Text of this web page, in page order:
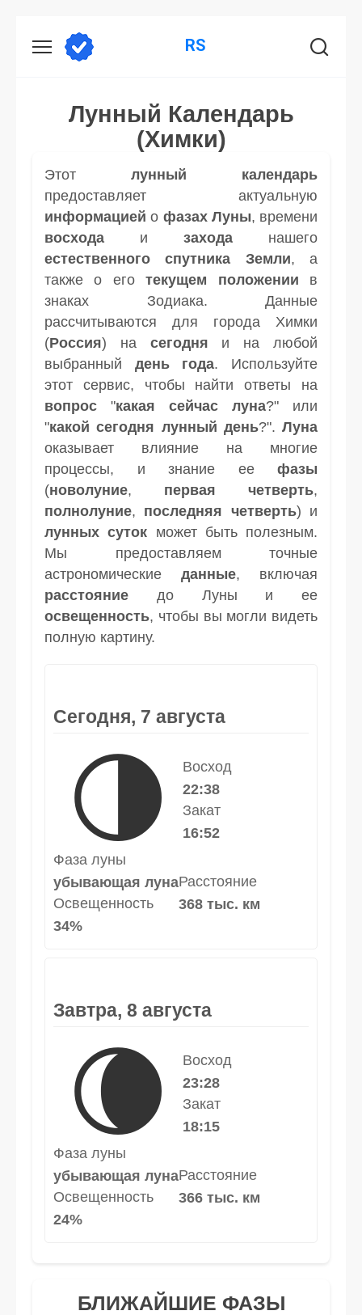
RS
Лунный Календарь
(Химки)
Этот лунный календарь
предоставляет актуальную
информацией о фазах Луны, времени
восхода и захода нашего
естественного спутника
Земли, а
также о еготекущем положении в
знаках Зодиака. Данные
рассчитываются для города Химки
(Россия) на сегодня и на любой
выбранный день года. Используйте
этот сервис, чтобы найти ответы на
вопрос "какая сейчас луна?" или
"какой сегодня лунный день?". Луна
оказывает влияние на многие
процессы, и знание ее фазы
(новолуние, первая четверть,
полнолуние, последняя четверть) и
лунных суток может быть полезным.
Мы предоставляем точные
астрономические данные, включая
расстояние до Луны и ее
освещенность, чтобы вы могли видеть
полную картину.
Сегодня, 7 августа
🌗
Восход
22:38
Закат
16:52
Фаза луны
убывающая луна
Освещенность
34%
Расстояние
368 тыс. км
Завтра, 8 августа
🌘
Восход
23:28
Закат
18:15
Фаза луны
убывающая луна
Освещенность
24%
Расстояние
366 тыс. км
БЛИЖАЙШИЕ ФАЗЫ